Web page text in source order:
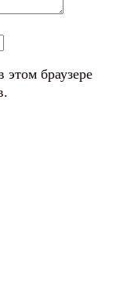
этом браузере